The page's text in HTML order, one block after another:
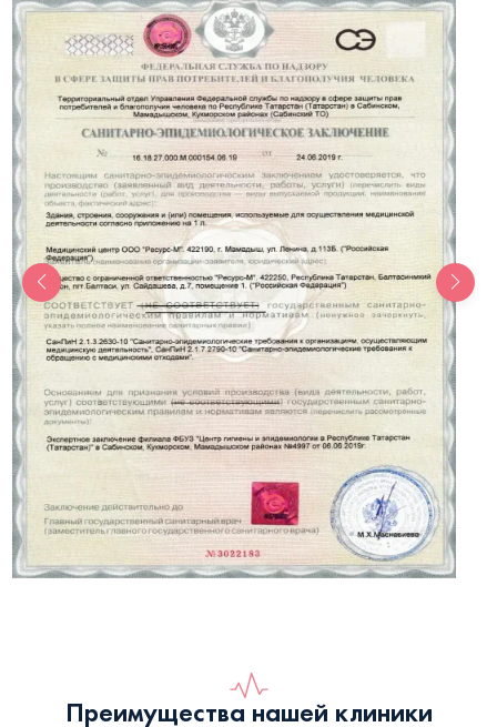
Преимущества нашей клиники